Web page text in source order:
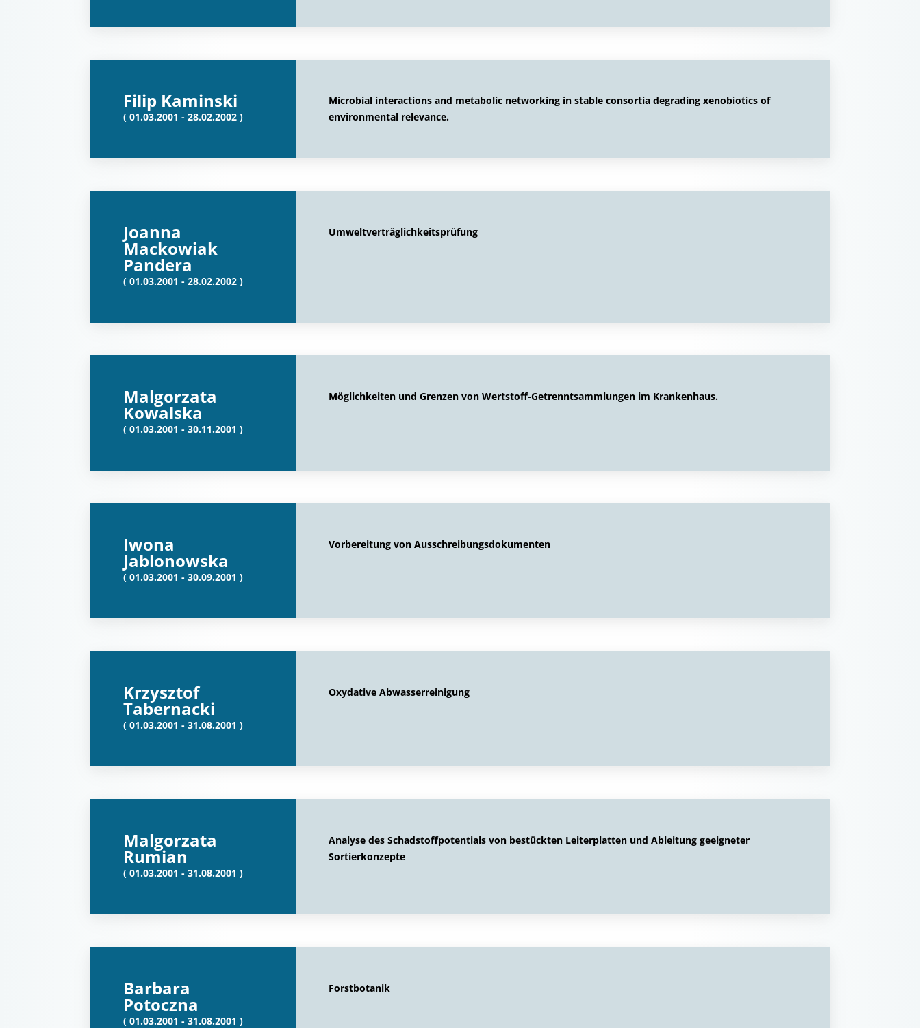
Filip Kaminski
( 01.03.2001 - 28.02.2002 )
Microbial interactions and metabolic networking in stable consortia degrading xenobiotics of
environmental relevance.
Joanna
Mackowiak
Pandera
( 01.03.2001 - 28.02.2002 )
Umweltverträglichkeitsprüfung
Malgorzata
Kowalska
( 01.03.2001 - 30.11.2001 )
Möglichkeiten und Grenzen von Wertstoff-Getrenntsammlungen im Krankenhaus.
Iwona
Jablonowska
( 01.03.2001 - 30.09.2001 )
Vorbereitung von Ausschreibungsdokumenten
Krzysztof
Tabernacki
( 01.03.2001 - 31.08.2001 )
Oxydative Abwasserreinigung
Malgorzata
Rumian
( 01.03.2001 - 31.08.2001 )
Analyse des Schadstoffpotentials von bestückten Leiterplatten und Ableitung geeigneter
Sortierkonzepte
Barbara
Potoczna
( 01.03.2001 - 31.08.2001 )
Forstbotanik